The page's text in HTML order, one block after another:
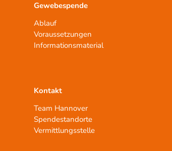
Gewebespende
Ablauf
Voraussetzungen
Informationsmaterial
Kontakt
Team Hannover
Spendestandorte
Vermittlungsstelle